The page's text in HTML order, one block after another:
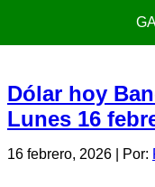
Dólar hoy
Lunes 16
16 febrero, 2026 | Por: